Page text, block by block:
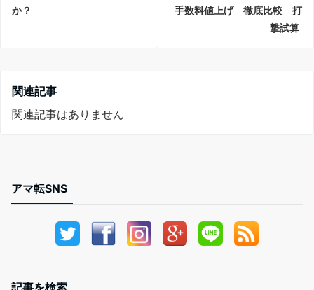
か？
手数料値上げ 徹底比較 打
撃試算
関連記事
関連記事はありません
アマ転SNS